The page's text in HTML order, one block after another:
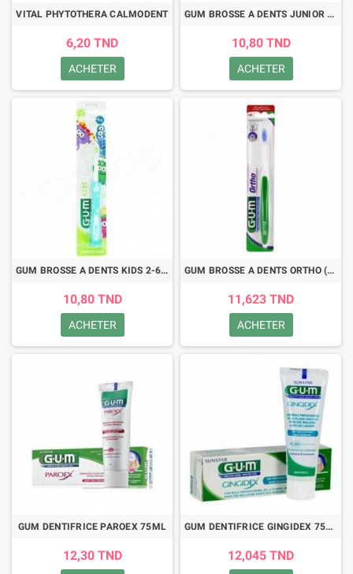
VITAL PHYTOTHERA CALMODENT
6,20 TND
ACHETER
GUM BROSSE A DENTS JUNIOR 6-9 ANS (902)
10,80 TND
ACHETER
GUM BROSSE A DENTS KIDS 2-6 ANS (901)
10,80 TND
ACHETER
GUM BROSSE A DENTS ORTHO (124)
11,623 TND
ACHETER
GUM DENTIFRICE PAROEX 75ML
12,30 TND
GUM DENTIFRICE GINGIDEX 75ML
12,045 TND